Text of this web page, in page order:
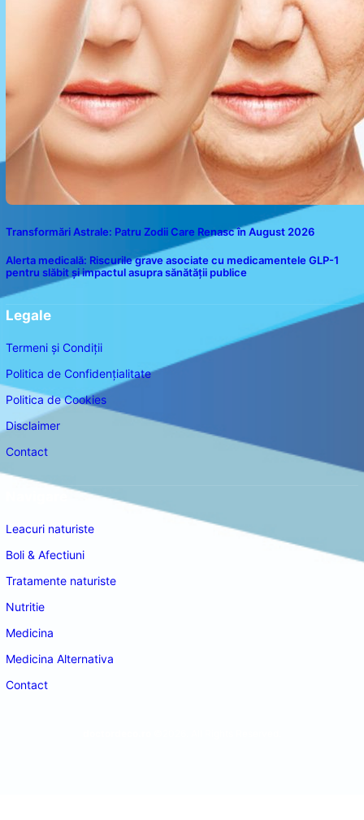
Transformări Astrale: Patru Zodii Care Renasc în August 2026
Alerta medicală: Riscurile grave asociate cu medicamentele GLP-1
pentru slăbit și impactul asupra sănătății publice
Legale
Termeni și Condiții
Politica de Confidențialitate
Politica de Cookies
Disclaimer
Contact
Leacuri naturiste
Boli & Afectiuni
Tratamente naturiste
Nutritie
Medicina
Medicina Alternativa
Contact